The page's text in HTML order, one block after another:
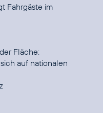
Fahrgäste im
Fläche:
auf nationalen